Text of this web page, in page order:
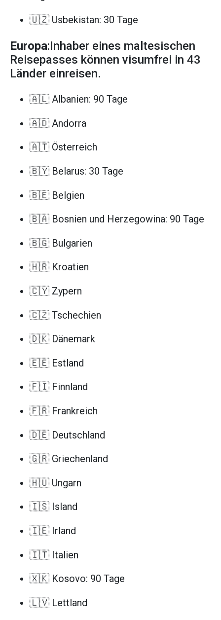
🇺🇿 Usbekistan: 30 Tage
Europa:Inhaber eines maltesischen
Reisepasses können visumfrei in 43
Länder einreisen.
🇦🇱 Albanien: 90 Tage
🇦🇩 Andorra
🇦🇹 Österreich
🇧🇾 Belarus: 30 Tage
🇧🇪 Belgien
🇧🇦 Bosnien und Herzegowina: 90 Tage
🇧🇬 Bulgarien
🇭🇷 Kroatien
🇨🇾 Zypern
🇨🇿 Tschechien
🇩🇰 Dänemark
🇪🇪 Estland
🇫🇮 Finnland
🇫🇷 Frankreich
🇩🇪 Deutschland
🇬🇷 Griechenland
🇭🇺 Ungarn
🇮🇸 Island
🇮🇪 Irland
🇮🇹 Italien
🇽🇰 Kosovo: 90 Tage
🇱🇻 Lettland